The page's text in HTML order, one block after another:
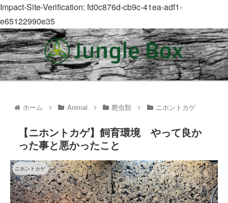
Impact-Site-Verification: fd0c876d-cb9c-41ea-adf1-
e65122990e35
ホーム Animal 爬虫類 ニホントカゲ
【ニホントカゲ】飼育環境 やって良か
った事と悪かったこと
ニホントカゲ